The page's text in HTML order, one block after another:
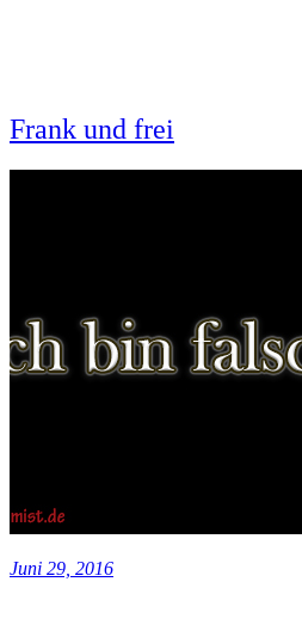
Frank und frei
Juni 29, 2016